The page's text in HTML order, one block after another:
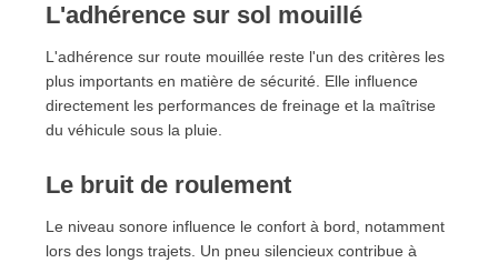
L'adhérence sur sol mouillé
L'adhérence sur route mouillée reste l'un des critères les
plus importants en matière de sécurité. Elle influence
directement les performances de freinage et la maîtrise
du véhicule sous la pluie.
Le bruit de roulement
Le niveau sonore influence le confort à bord, notamment
lors des longs trajets. Un pneu silencieux contribue à